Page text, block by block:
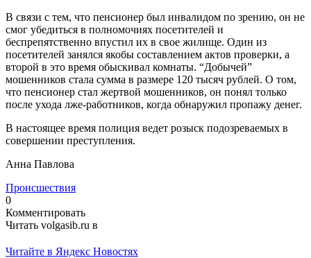
В связи с тем, что пенсионер был инвалидом по зрению, он не
смог убедиться в полномочиях посетителей и
беспрепятственно впустил их в свое жилище. Один из
посетителей занялся якобы составлением актов проверки, а
второй в это время обыскивал комнаты. “Добычей”
мошенников стала сумма в размере 120 тысяч рублей. О том,
что пенсионер стал жертвой мошенников, он понял только
после ухода лже-работников, когда обнаружил пропажу денег.
В настоящее время полиция ведет розыск подозреваемых в
совершении преступления.
Анна Павлова
Происшествия
0
Комментировать
Читать volgasib.ru в
Читайте в Яндекс Новостях